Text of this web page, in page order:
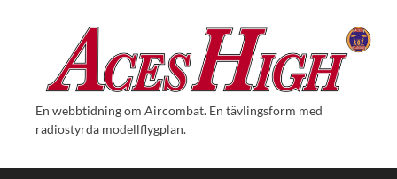
En webbtidning om Aircombat. En tävlingsform med
radiostyrda modellflygplan.